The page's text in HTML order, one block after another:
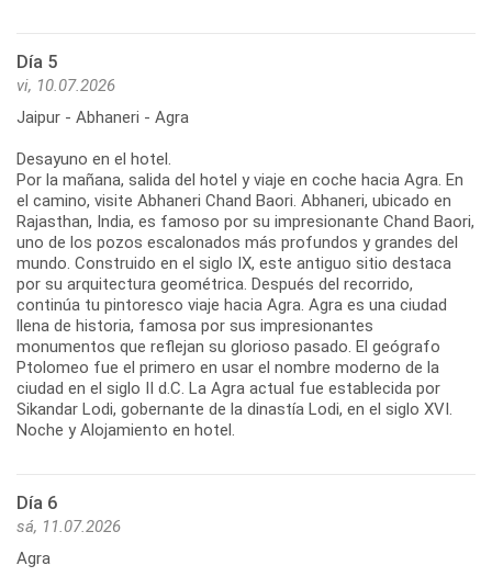
Día 5
vi, 10.07.2026
Jaipur - Abhaneri - Agra
Desayuno en el hotel.
Por la mañana, salida del hotel y viaje en coche hacia Agra. En
el camino, visite Abhaneri Chand Baori. Abhaneri, ubicado en
Rajasthan, India, es famoso por su impresionante Chand Baori,
uno de los pozos escalonados más profundos y grandes del
mundo. Construido en el siglo IX, este antiguo sitio destaca
por su arquitectura geométrica. Después del recorrido,
continúa tu pintoresco viaje hacia Agra. Agra es una ciudad
llena de historia, famosa por sus impresionantes
monumentos que reflejan su glorioso pasado. El geógrafo
Ptolomeo fue el primero en usar el nombre moderno de la
ciudad en el siglo II d.C. La Agra actual fue establecida por
Sikandar Lodi, gobernante de la dinastía Lodi, en el siglo XVI.
Noche y Alojamiento en hotel.
Día 6
sá, 11.07.2026
Agra